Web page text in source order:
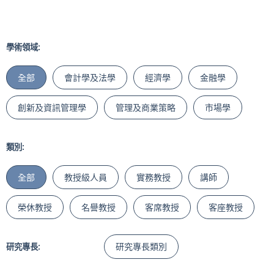
學術領域:
全部 會計學及法學 經濟學 金融學
創新及資訊管理學 管理及商業策略 市場學
類別:
全部 教授級人員 實務教授 講師
榮休教授 名譽教授 客席教授 客座教授
研究專長: 研究專長類別